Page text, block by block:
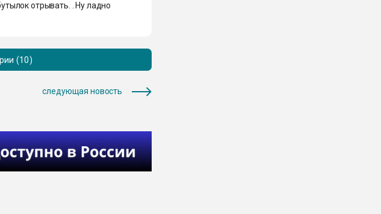
отрывать. . Ну ладно
(10)
следующая новость